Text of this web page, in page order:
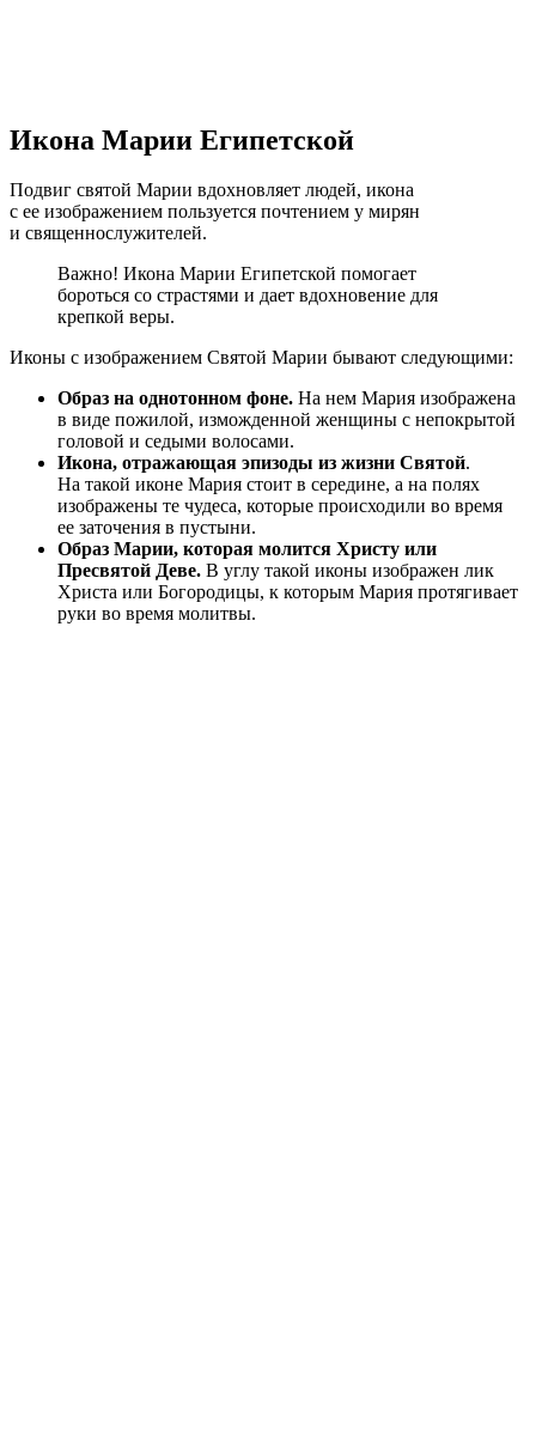
Икона Марии Египетской
Подвиг святой Марии вдохновляет людей, икона
с ее изображением пользуется почтением у мирян
и священнослужителей.
Важно! Икона Марии Египетской помогает
бороться со страстями и дает вдохновение для
крепкой веры.
Иконы с изображением Святой Марии бывают следующими:
Образ на однотонном фоне. На нем Мария изображена
в виде пожилой, изможденной женщины с непокрытой
головой и седыми волосами.
Икона, отражающая эпизоды из жизни Святой.
На такой иконе Мария стоит в середине, а на полях
изображены те чудеса, которые происходили во время
ее заточения в пустыни.
Образ Марии, которая молится Христу или
Пресвятой Деве. В углу такой иконы изображен лик
Христа или Богородицы, к которым Мария протягивает
руки во время молитвы.